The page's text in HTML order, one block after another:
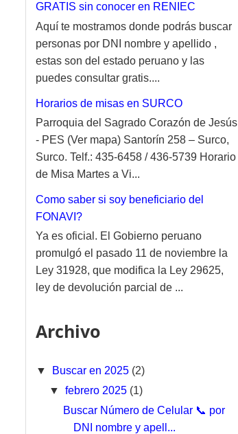
GRATIS sin conocer en RENIEC
Aquí te mostramos donde podrás buscar
personas por DNI nombre y apellido ,
estas son del estado peruano y las
puedes consultar gratis....
Horarios de misas en SURCO
Parroquia del Sagrado Corazón de Jesús
- PES (Ver mapa) Santorín 258 – Surco,
Surco. Telf.: 435-6458 / 436-5739 Horario
de Misa Martes a Vi...
Como saber si soy beneficiario del
FONAVI?
Ya es oficial. El Gobierno peruano
promulgó el pasado 11 de noviembre la
Ley 31928, que modifica la Ley 29625,
ley de devolución parcial de ...
Archivo
▼ Buscar en 2025 (2)
▼febrero 2025 (1)
Buscar Número de Celular 📞 por
DNI nombre y apell...